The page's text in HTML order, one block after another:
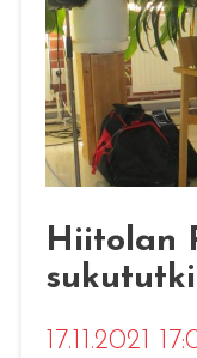
Hiitolan
17.11.2021